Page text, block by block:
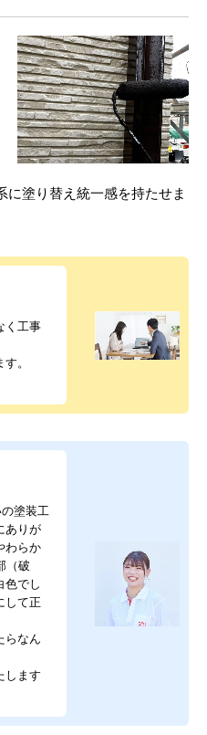
に塗り替え統一感を持たせま
く工事
。
塗装工
ありが
わらか
（破
色でし
して正
らなん
します